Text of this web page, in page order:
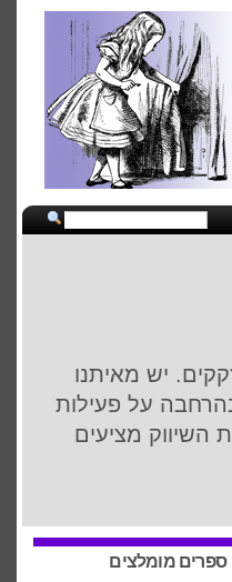
יש מאיתנו
על פעילות
השיווק מציעים
ספרים מומלצים